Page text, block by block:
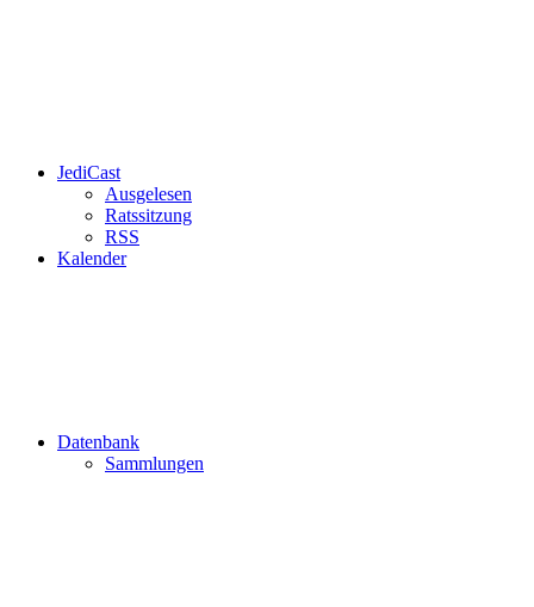
JediCast
Ausgelesen
Ratssitzung
RSS
Kalender
Datenbank
Sammlungen